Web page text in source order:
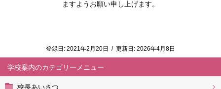
学校案内
校長あいさつ
ますようお願い申し上げます。
登録日: 2021年2月20日 / 更新日: 2026年4月8日